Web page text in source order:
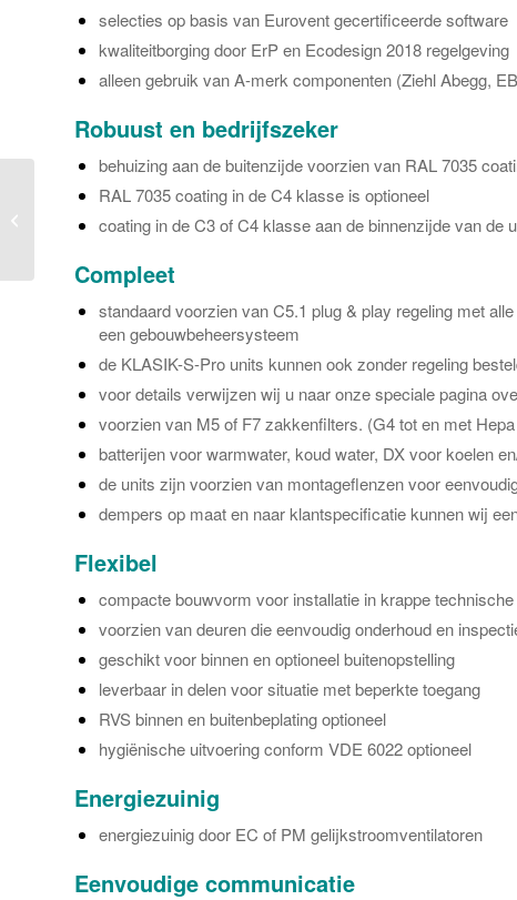
selecties op basis van Eurovent gecertificeerde software
kwaliteitborging door ErP en Ecodesign 2018 regelgeving
alleen gebruik van A-merk componenten (Ziehl Abegg,
Robuust en bedrijfszeker
behuizing aan de buitenzijde voorzien van RAL 7035
RAL 7035 coating in de C4 klasse is optioneel
coating in de C3 of C4 klasse aan de binnenzijde van de
Compleet
standaard voorzien van C5.1 plug & play regeling met
een gebouwbeheersysteem
de KLASIK-S-Pro units kunnen ook zonder regeling
voor details verwijzen wij u naar onze speciale pagina
voorzien van M5 of F7 zakkenfilters. (G4 tot en met
batterijen voor warmwater, koud water, DX voor koelen
de units zijn voorzien van montageflenzen voor
dempers op maat en naar klantspecificatie kunnen wij
Flexibel
compacte bouwvorm voor installatie in krappe
voorzien van deuren die eenvoudig onderhoud en
geschikt voor binnen en optioneel buitenopstelling
leverbaar in delen voor situatie met beperkte toegang
RVS binnen en buitenbeplating optioneel
hygiënische uitvoering conform VDE 6022 optioneel
Energiezuinig
energiezuinig door EC of PM gelijkstroomventilatoren
Eenvoudige communicatie
VORTICE ZOMER
design ventilatoren